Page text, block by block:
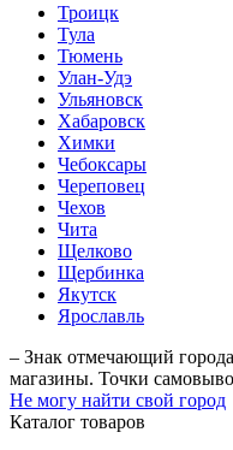
Троицк
Тула
Тюмень
Улан-Удэ
Ульяновск
Хабаровск
Химки
Чебоксары
Череповец
Чехов
Чита
Щелково
Щербинка
Якутск
Ярославль
– Знак отмечающий
магазины. Точки
Не могу найти свой город
Каталог товаров